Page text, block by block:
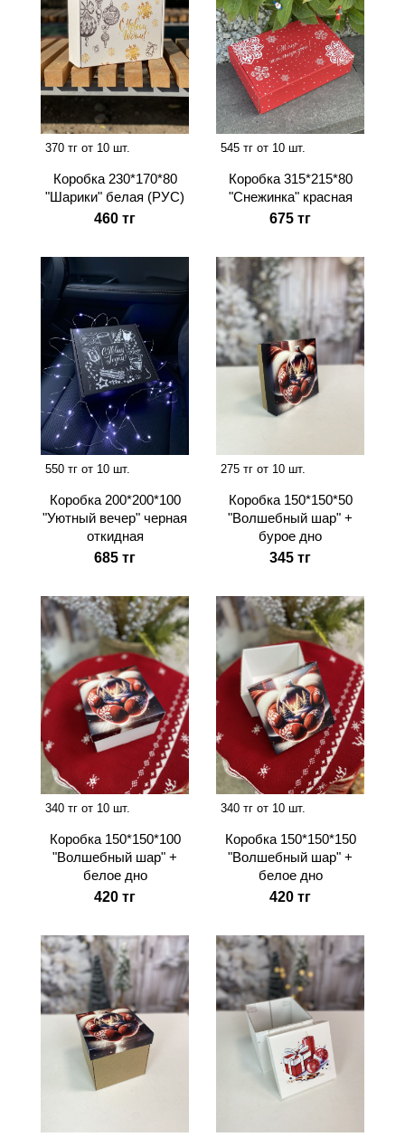
370 тг от 10 шт.
Коробка 230*170*80
"Шарики" белая (РУС)
460 тг
545 тг от 10 шт.
Коробка 315*215*80
"Снежинка" красная
675 тг
550 тг от 10 шт.
Коробка 200*200*100
"Уютный вечер" черная
откидная
685 тг
275 тг от 10 шт.
Коробка 150*150*50
"Волшебный шар" +
бурое дно
345 тг
340 тг от 10 шт.
Коробка 150*150*100
"Волшебный шар" +
белое дно
420 тг
340 тг от 10 шт.
Коробка 150*150*150
"Волшебный шар" +
белое дно
420 тг